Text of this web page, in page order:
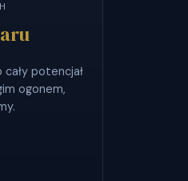
potencjał
ogonem,